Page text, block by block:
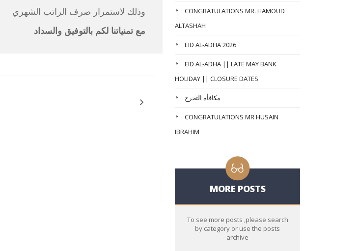
وذلك لاستمرار صرف الراتب الشهري
مع تمنياتنا لكم بالتوفيق والسداد
CONGRATULATIONS MR. HAMOUD
ALTASHAH
EID AL-ADHA 2026
EID AL-ADHA || LATE MAY BANK
HOLIDAY || CLOSURE DATES
مكافأة التخرج
CONGRATULATIONS MR HUSAIN
IBRAHIM
MORE POSTS
To see more posts ,please search
by category or use the posts
archive